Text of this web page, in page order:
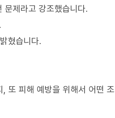
문제라고 강조했습니다.
혔습니다.
또 피해 예방을 위해서 어떤